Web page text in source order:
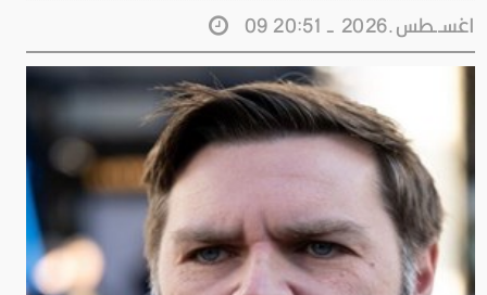
09 اغســطس.2026 - 20:51